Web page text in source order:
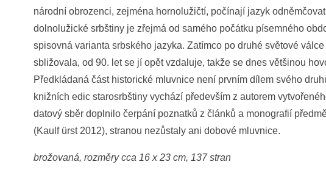
národní obrozenci, zejména hornolužičtí, počínají jazyk
dolnolužické srbštiny je zřejmá od samého počátku písemného
spisovná varianta srbského jazyka. Zatímco po druhé světové
sbližovala, od 90. let se jí opět vzdaluje, takže se dnes většinou
Předkládaná část historické mluvnice není prvním dílem svého
knižních edic starosrbštiny vychází především z autorem
datový sběr doplnilo čerpání poznatků z článků a monografií
(Kaulf ürst 2012), stranou nezůstaly ani dobové mluvnice.
brožovaná, rozměry cca 16 x 23 cm, 137 stran